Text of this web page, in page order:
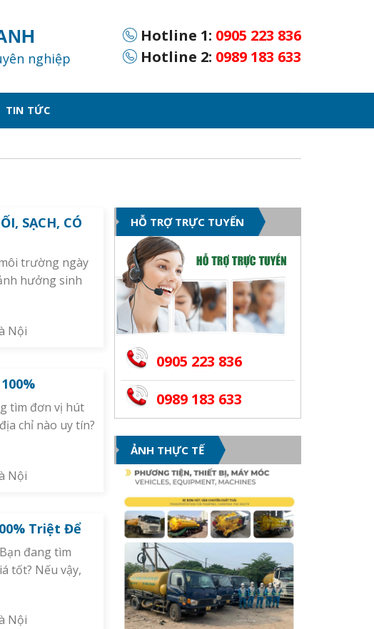
nghiệp
Hotline 1: 0905 223 836
Hotline 2: 0989 183 633
TIN TỨC
SẠCH, CÓ
trường ngày
hưởng sinh
Nội
tìm đơn vị hút
chỉ nào uy tín?
Nội
Triệt Để
đang tìm
tốt? Nếu vậy,
Nội
HỖ TRỢ TRỰC TUYẾN
0905 223 836
0989 183 633
ẢNH THỰC TẾ